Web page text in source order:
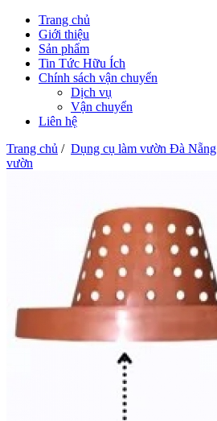
Trang chủ
Giới thiệu
Sản phẩm
Tin Tức Hữu Ích
Chính sách vận chuyển
Dịch vụ
Vận chuyển
Liên hệ
Trang chủ / Dụng cụ làm vườn Đà Nẵng
vườn